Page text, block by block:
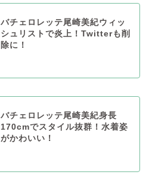
バチェロレッテ尾崎美紀ウィッ
シュリストで炎上！Twitterも削
除に！
バチェロレッテ尾崎美紀身長
170cmでスタイル抜群！水着姿
がかわいい！